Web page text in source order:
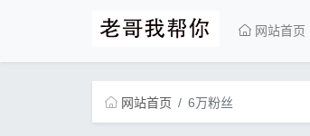
网站首页
网站首页 6万粉丝